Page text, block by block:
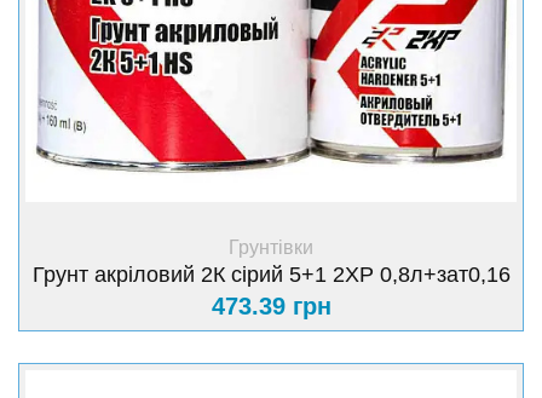
+ Купити
Грунтівки
Грунт акріловий 2К сірий 5+1 2XP 0,8л+зат0,16
473.39 грн